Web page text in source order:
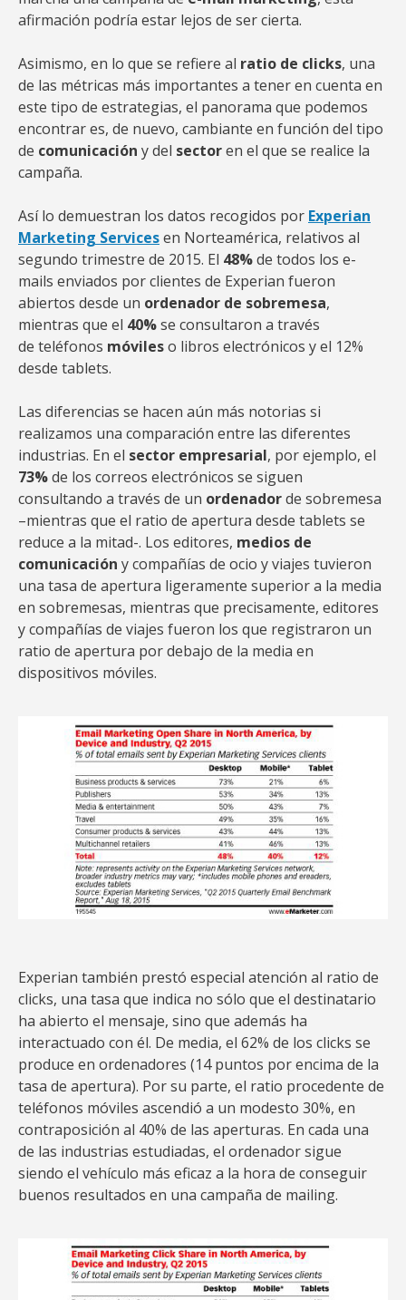
afirmación podría estar lejos de ser cierta.
Asimismo, en lo que se refiere al ratio de clicks, una
de las métricas más importantes a tener en cuenta en
este tipo de estrategias, el panorama que podemos
encontrar es, de nuevo, cambiante en función del tipo
de comunicación y del sectoren el que se realice la
campaña.
Así lo demuestran los datos recogidos por Experian
Marketing Servicesen Norteamérica, relativos al
segundo trimestre de 2015. El 48%de todos los e-
mails enviados por clientes de Experian fueron
abiertos desde un ordenador de sobremesa,
mientras que el 40%se consultaron a través
de teléfonos móvileso libros electrónicos y el 12%
desde tablets.
Las diferencias se hacen aún más notorias si
realizamos una comparación entre las diferentes
industrias. En el sector empresarial, por ejemplo, el
73%de los correos electrónicos se siguen
consultando a través de un ordenadorde sobremesa
–mientras que el ratio de apertura desde tablets se
reduce a la mitad-. Los editores, medios de
comunicación y compañías de ocio y viajes tuvieron
una tasa de apertura ligeramente superior a la media
en sobremesas, mientras que precisamente, editores
y compañías de viajes fueron los que registraron un
ratio de apertura por debajo de la media en
dispositivos móviles.
Experian también prestó especial atención al ratio de
clicks, una tasa que indica no sólo que el destinatario
ha abierto el mensaje, sino que además ha
interactuado con él. De media, el 62% de los clicks se
produce en ordenadores (14 puntos por encima de la
tasa de apertura). Por su parte, el ratio procedente de
teléfonos móviles ascendió a un modesto 30%, en
contraposición al 40% de las aperturas. En cada una
de las industrias estudiadas, el ordenador sigue
siendo el vehículo más eficaz a la hora de conseguir
buenos resultados en una campaña de mailing.